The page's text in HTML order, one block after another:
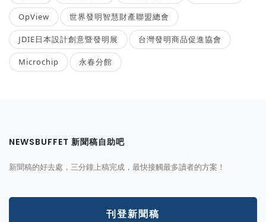
OpView 世界發明智慧財產聯盟總會
JDIE日本設計創意暨發明展 台灣發明商品促進協會
Microchip 永春分館
NEWSBUFFET 新聞稿自助吧
新聞稿的好去處，三分鐘上稿完成，最快接觸最多讀者的方案！
刊登新聞稿